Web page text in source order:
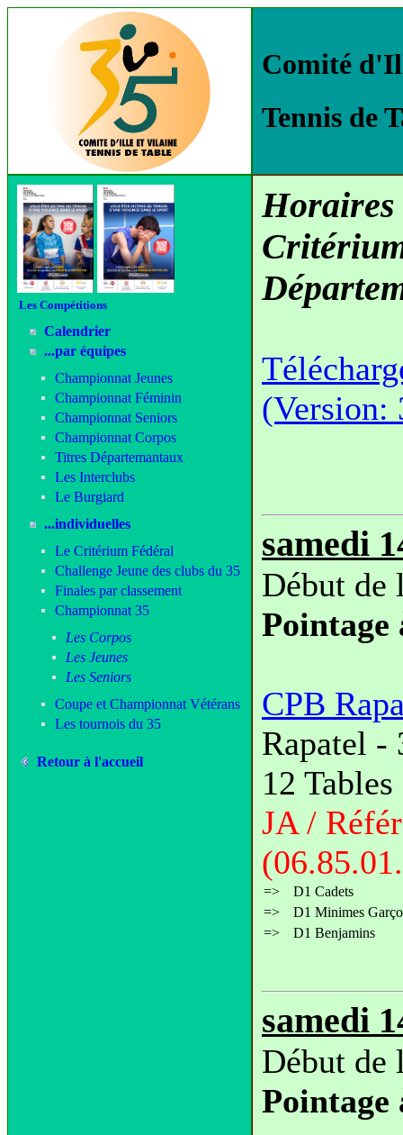
Comité
Tennis de
Les Compétitions
Calendrier
...par équipes
Championnat Jeunes
Championnat Féminin
Championnat Seniors
Championnat Corpos
Titres Départemantaux
Les Interclubs
Le Burgiard
...individuelles
Le Critérium Fédéral
Challenge Jeune des clubs du 35
Finales par classement
Championnat 35
Les Corpos
Les Jeunes
Les Seniors
Coupe et Championnat Vétérans
Les tournois du 35
Retour à l'accueil
Horaires
(Version:
samedi
Début de
Pointage
CPB
Rapatel -
12 Tables
JA /
=>
D1 Cadets
=>
D1 Minimes
=>
D1 Benjamins
samedi
Début de
Pointage